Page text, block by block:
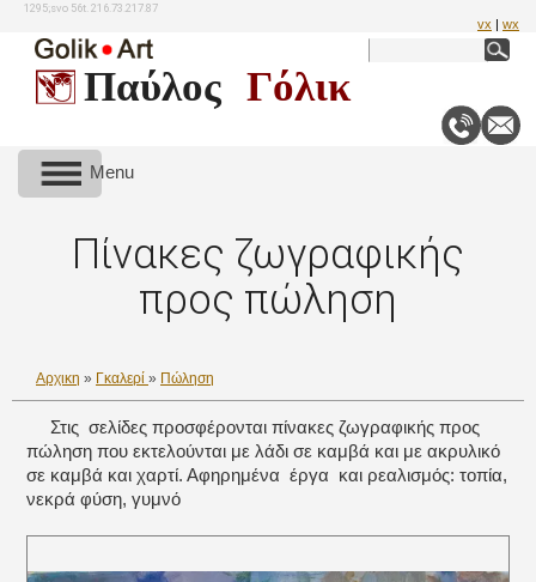
1295;svo 56t. 216.73.217.87
vx | wx
Παύλος Γόλικ
Menu
Πίνακες ζωγραφικής
προς πώληση
Αρχικη » Γκαλερί » Πώληση
Στις σελίδες προσφέρονται πίνακες ζωγραφικής προς
πώληση που εκτελούνται με λάδι σε καμβά και με ακρυλικό
σε καμβά και χαρτί. Αφηρημένα έργα και ρεαλισμός: τοπία,
νεκρά φύση, γυμνό